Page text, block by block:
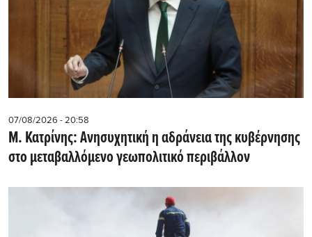
07/08/2026 - 20:58
Μ. Κατρίνης: Ανησυχητική η αδράνεια της κυβέρνησης
στο μεταβαλλόμενο γεωπολιτικό περιβάλλον